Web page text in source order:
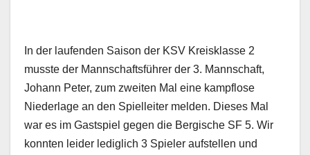
In der laufenden Saison der KSV Kreisklasse 2
musste der Mannschaftsführer der 3. Mannschaft,
Johann Peter, zum zweiten Mal eine kampflose
Niederlage an den Spielleiter melden. Dieses Mal
war es im Gastspiel gegen die Bergische SF 5. Wir
konnten leider lediglich 3 Spieler aufstellen und